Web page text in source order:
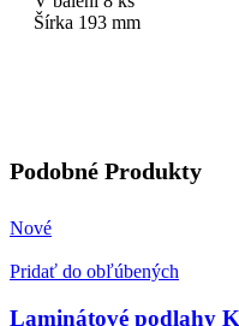
Šírka 193 mm
Podobné Produkty
Nové
Pridať do obľúbených
Laminátové podlahy